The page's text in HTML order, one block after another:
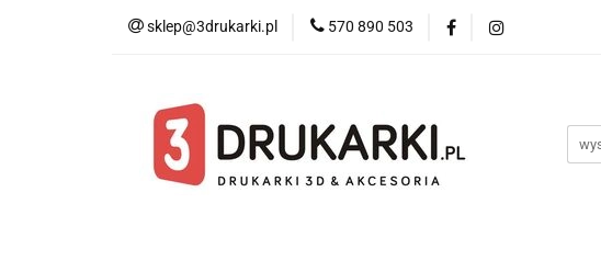
sklep@3drukarki.pl 570 890 503
Blog Bestsellery